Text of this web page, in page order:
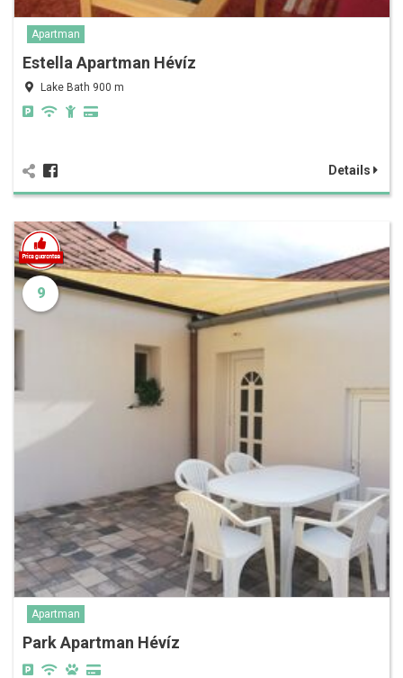
Apartman
Estella Apartman Hévíz
Lake Bath 900 m
Details
9
Apartman
Park Apartman Hévíz